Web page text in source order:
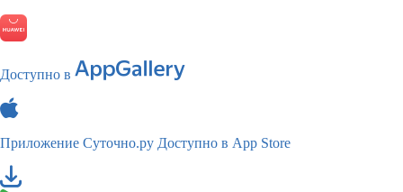
Доступно в
Приложение Суточно.ру Доступно в App Store